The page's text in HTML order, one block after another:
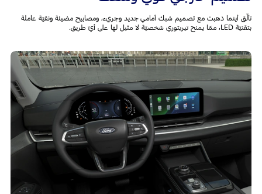
تألّق أينما ذهبت مع تصميم شبك أمامي جديد وجريء، ومصابيح مضيئة ونقيّة عاملة
بتقنيّة LED، ممّا يمنح تيريتوري شخصيّة لا مثيل لها على أيّ طريق.